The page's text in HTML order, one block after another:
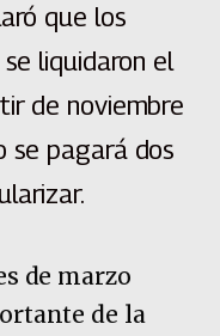
que los
liquidaron el
de noviembre
se pagará dos
de marzo
de la